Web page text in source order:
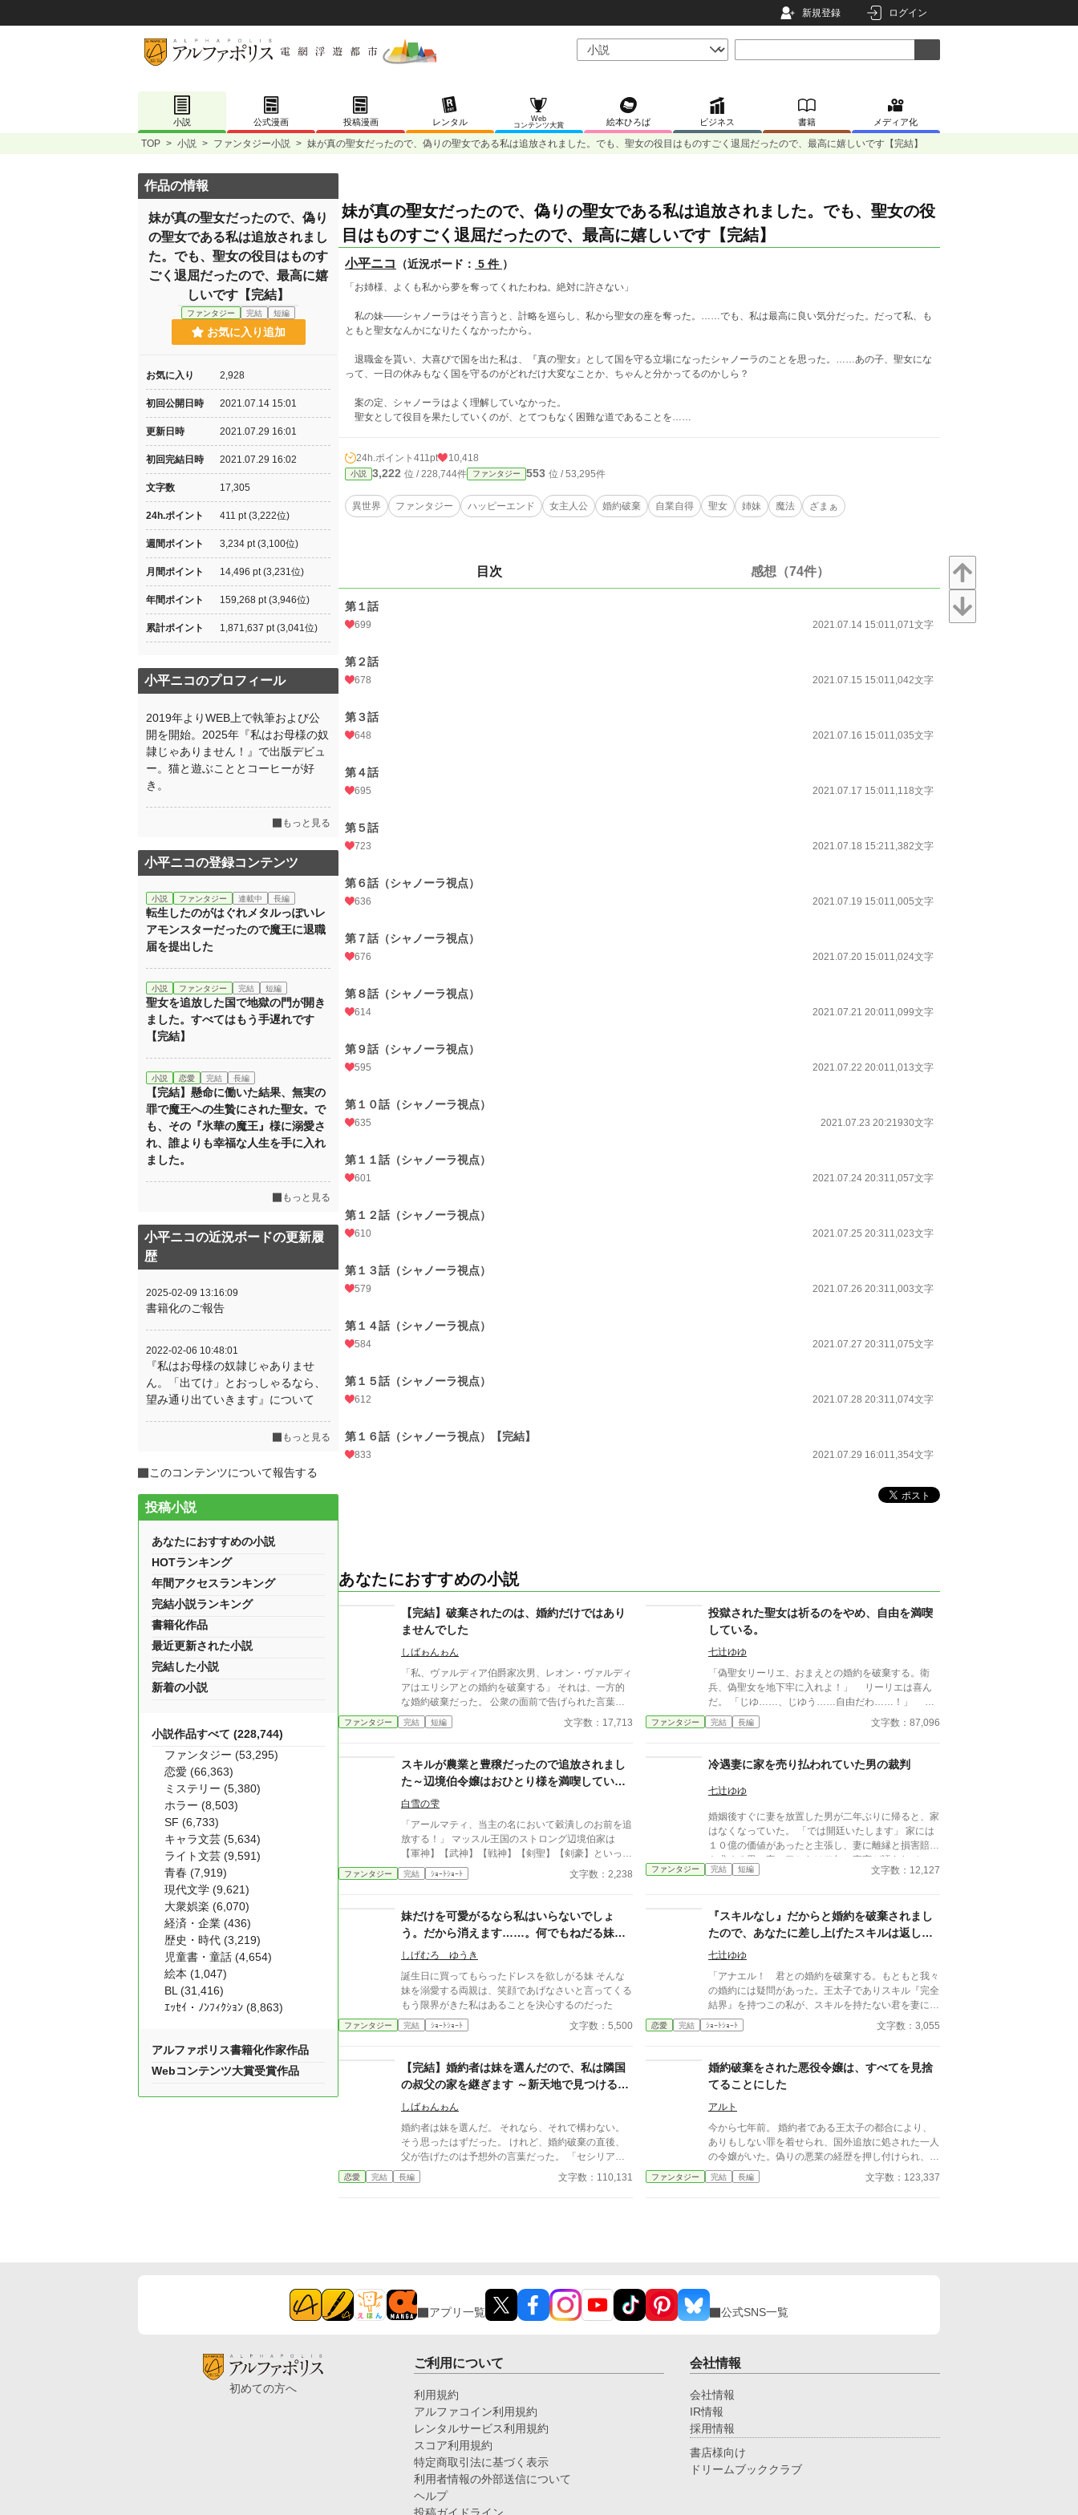
新規登録 ログイン
小説 公式漫画 投稿漫画 レンタル
Web
コンテンツ大賞
絵本ひろば ビジネス 書籍 メディア化
TOP > 小説 > ファンタジー小説 > 妹が真の聖女だったので、偽りの聖女である私は追放されました。でも、聖女の役目はものすごく退屈だったので、最高に嬉しいです【完結】
妹が真の聖女だったので、偽りの聖女である私は追放されました。でも、聖女の役
目はものすごく退屈だったので、最高に嬉しいです【完結】
小平ニコ （近況ボード： 5 件 ）
「お姉様、よくも私から夢を奪ってくれたわね。絶対に許さない」
私の妹――シャノーラはそう言うと、計略を巡らし、私から聖女の座を奪った。……でも、私は最高に良い気分だった。だって私、も
ともと聖女なんかになりたくなかったから。
退職金を貰い、大喜びで国を出た私は、『真の聖女』として国を守る立場になったシャノーラのことを思った。……あの子、聖女にな
って、一日の休みもなく国を守るのがどれだけ大変なことか、ちゃんと分かってるのかしら？
案の定、シャノーラはよく理解していなかった。
聖女として役目を果たしていくのが、とてつもなく困難な道であることを……
24h.ポイント 411pt 10,418
小説 3,222 位 / 228,744件 ファンタジー 553 位 / 53,295件
異世界 ファンタジー ハッピーエンド 女主人公 婚約破棄 自業自得 聖女 姉妹 魔法 ざまぁ
目次 感想（74件）
第１話
699 2021.07.14 15:011,071文字
第２話
678 2021.07.15 15:011,042文字
第３話
648 2021.07.16 15:011,035文字
第４話
695 2021.07.17 15:011,118文字
第５話
723 2021.07.18 15:211,382文字
第６話（シャノーラ視点）
636 2021.07.19 15:011,005文字
第７話（シャノーラ視点）
676 2021.07.20 15:011,024文字
第８話（シャノーラ視点）
614 2021.07.21 20:011,099文字
第９話（シャノーラ視点）
595 2021.07.22 20:011,013文字
第１０話（シャノーラ視点）
635 2021.07.23 20:21930文字
第１１話（シャノーラ視点）
601 2021.07.24 20:311,057文字
第１２話（シャノーラ視点）
610 2021.07.25 20:311,023文字
第１３話（シャノーラ視点）
579 2021.07.26 20:311,003文字
第１４話（シャノーラ視点）
584 2021.07.27 20:311,075文字
第１５話（シャノーラ視点）
612 2021.07.28 20:311,074文字
第１６話（シャノーラ視点）【完結】
833 2021.07.29 16:011,354文字
あなたにおすすめの小説
【完結】破棄されたのは、婚約だけではあり
ませんでした
しばゎんゎん
「私、ヴァルディア伯爵家次男、レオン・ヴァルディ
アはエリシアとの婚約を破棄する」 それは、一方的
な婚約破棄だった。 公衆の面前で告げられた言葉
と、エリシアに向けられる嘲笑。 だがエリシア・ラ
ングレイは、それを静かに受け入れる。 断罪される
この栄華を、誰が支え、誰が築き上げてきたのかを。
愚かな選択は、やがて当然の帰結をもたらす。 時が
来たとき、真に断罪される者が明確に示される。 残
酷な結果。 支えを外し、高みを目指した結果、真っ
逆さまに転落する男、レオン。 利用価値がなくなっ
た男〘レオン〙を容赦なく切り捨てる女、アルシェ侯
爵家令嬢のミレイユ。 そう、真の勝者は彼らではな
い… 真の勝者はすべてを見通し、手中に収めたエリ
シアだった。 これは、静かにすべてを制する才女
予定）。 ※16話で完結しました
ファンタジー 完結 短編 文字数：17,713
投獄された聖女は祈るのをやめ、自由を満喫
している。
七辻ゆゆ
「偽聖女リーリエ、おまえとの婚約を破棄する。衛
兵、偽聖女を地下牢に入れよ！」 リーリエは喜ん
だ。 「じゆ……、じゆう……自由だわ……！」 も
う教会で一日中祈り続けなくてもいいのだ。
ファンタジー 完結 長編 文字数：87,096
スキルが農業と豊穣だったので追放されまし
た～辺境伯令嬢はおひとり様を満喫していま
す～
白雪の雫
「アールマティ、当主の名において穀潰しのお前を追
放する！」 マッスル王国のストロング辺境伯家は
【軍神】【武神】【戦神】【剣聖】【剣豪】といった
戦闘に関するスキルを神より授かるからなのか、代々
優れた軍人・武人を輩出してきた家柄だ。 そんな家
正義】と言わんばかりに見事なまでに脳筋思考の持ち
主だった。 だが、この世には例外というものがあ
る。 ストロング家の次女であるアールマティだ。 実
はアールマティ、日本人として生きていた前世の記憶
を持っているのだが、その事を話せば病院に送られて
しまうという恐怖があるからなのか誰にも打ち明けて
いない。 そんなアールマティが授かったスキルは
【農業】と【豊穣】 戦いに役に立たないスキルとい
う事で、アールマティは父からストロング家追放を宣
母と兄弟姉妹、そして家令と使用人達までもが嘲笑い
ながら罵っている。 「食糧と食料って人間の生命活
っても無駄だと子供の頃から悟っていたアールマティ
は他国へと亡命する。 アールマティが森の奥でおひ
とり様を満喫している頃 ストロング領は大飢饉とな
っていた。 農業系のゲームをやっていた時に思い付
いた話です。 主人公のスキルはゲームがベースにな
っているので、作物が実るのに時間を要しないし、追
ファンタジー 完結 ｼｮｰﾄｼｮｰﾄ 文字数：2,238
冷遇妻に家を売り払われていた男の裁判
七辻ゆゆ
婚姻後すぐに妻を放置した男が二年ぶりに帰ると、家
はなくなっていた。 「では開廷いたします」 家には
１０億の価値があったと主張し、妻に離縁と損害賠償
を求める男。妻の口からは二年の事実が語られてい
く。
ファンタジー 完結 短編 文字数：12,127
妹だけを可愛がるなら私はいらないでしょ
う。だから消えます……。何でもねだる妹と
溺愛する両親に私は見切りをつける。
しげむろ ゆうき
誕生日に買ってもらったドレスを欲しがる妹 そんな
妹を溺愛する両親は、笑顔であげなさいと言ってくる
もう限界がきた私はあることを決心するのだった
ファンタジー 完結 ｼｮｰﾄｼｮｰﾄ 文字数：5,500
『スキルなし』だからと婚約を破棄されまし
たので、あなたに差し上げたスキルは返して
もらいます
七辻ゆゆ
「アナエル！ 君との婚約を破棄する。もともと我々
の婚約には疑問があった。王太子でありスキル『完全
結界』を持つこの私が、スキルを持たない君を妻にす
るなどあり得ないことだ」 「では、そのスキルはお
返し頂きます」 殿下の持つスキル『完全結界』
も、信じてくださいませんでしたね。 （※別の場所
で公開していた話を手直ししています）
恋愛 完結 ｼｮｰﾄｼｮｰﾄ 文字数：3,055
【完結】婚約者は妹を選んだので、私は隣国
の叔父の家を継ぎます ～新天地で見つける新
しい出会いと居場所～
しばゎんゎん
婚約者は妹を選んだ。 それなら、それで構わない。
そう思ったはずだった。 けれど、婚約破棄の直後、
父が告げたのは予想外の言葉だった。 「セシリア、
お前は隣国ベルンハルト王国のアレクシスに預ける」
子のいない叔父が率いる大商会。 そこで始まった新
選んだ妹もまた、自分なりに努力しながら前へ進もう
としていた。 これは、婚約者に評価されなかった令
嬢が、新天地で居場所と家族、そして本当の幸せを見
恋愛 完結 長編 文字数：110,131
婚約破棄をされた悪役令嬢は、すべてを見捨
てることにした
アルト
今から七年前。 婚約者である王太子の都合により、
ありもしない罪を着せられ、国外追放に処された一人
の令嬢がいた。偽りの悪業の経歴を押し付けられ、人
里に彼女の居場所はどこにもなかった。 そして彼女
は、『魔の森』と呼ばれる魔窟へと足を踏み入れる。
ファンタジー 完結 長編 文字数：123,337
作品の情報
妹が真の聖女だったので、偽り
の聖女である私は追放されまし
た。でも、聖女の役目はものす
ごく退屈だったので、最高に嬉
しいです【完結】
ファンタジー 完結 短編
お気に入り追加
お気に入り 2,928
初回公開日時 2021.07.14 15:01
更新日時 2021.07.29 16:01
初回完結日時 2021.07.29 16:02
文字数 17,305
24h.ポイント 411 pt (3,222位)
週間ポイント 3,234 pt (3,100位)
月間ポイント 14,496 pt (3,231位)
年間ポイント 159,268 pt (3,946位)
累計ポイント 1,871,637 pt (3,041位)
小平ニコのプロフィール
2019年よりWEB上で執筆および公
開を開始。2025年『私はお母様の奴
隷じゃありません！』で出版デビュ
ー。猫と遊ぶこととコーヒーが好
き。
もっと見る
小平ニコの登録コンテンツ
小説 ファンタジー 連載中 長編
転生したのがはぐれメタルっぽいレ
アモンスターだったので魔王に退職
届を提出した
小説 ファンタジー 完結 短編
聖女を追放した国で地獄の門が開き
ました。すべてはもう手遅れです
【完結】
小説 恋愛 完結 長編
【完結】懸命に働いた結果、無実の
罪で魔王への生贄にされた聖女。で
も、その『氷華の魔王』様に溺愛さ
れ、誰よりも幸福な人生を手に入れ
ました。
もっと見る
小平ニコの近況ボードの更新履
歴
2025-02-09 13:16:09
書籍化のご報告
2022-02-06 10:48:01
『私はお母様の奴隷じゃありませ
ん。「出てけ」とおっしゃるなら、
望み通り出ていきます』について
もっと見る
このコンテンツについて報告する
投稿小説
あなたにおすすめの小説
HOTランキング
年間アクセスランキング
完結小説ランキング
書籍化作品
最近更新された小説
完結した小説
新着の小説
小説作品すべて (228,744)
ファンタジー (53,295)
恋愛 (66,363)
ミステリー (5,380)
ホラー (8,503)
SF (6,733)
キャラ文芸 (5,634)
ライト文芸 (9,591)
青春 (7,919)
現代文学 (9,621)
大衆娯楽 (6,070)
経済・企業 (436)
歴史・時代 (3,219)
児童書・童話 (4,654)
絵本 (1,047)
BL (31,416)
ｴｯｾｲ・ﾉﾝﾌｨｸｼｮﾝ (8,863)
アルファポリス書籍化作家作品
Webコンテンツ大賞受賞作品
アプリ一覧 公式SNS一覧
初めての方へ
ご利用について
利用規約
アルファコイン利用規約
レンタルサービス利用規約
スコア利用規約
特定商取引法に基づく表示
利用者情報の外部送信について
ヘルプ
会社情報
会社情報
IR情報
採用情報
書店様向け
ドリームブッククラブ